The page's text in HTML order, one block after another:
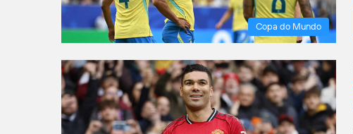
Copa do Mundo